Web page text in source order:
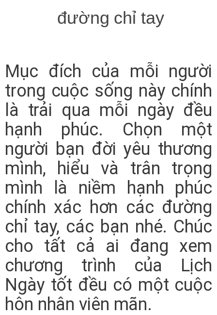
đường chỉ tay
Mục đích của mỗi người
trong cuộc sống này chính
là trải qua mỗi ngày đều
hạnh phúc. Chọn một
người bạn đời yêu thương
mình, hiểu và trân trọng
mình là niềm hạnh phúc
chính xác hơn các đường
chỉ tay, các bạn nhé. Chúc
cho tất cả ai đang xem
chương trình của Lịch
Ngày tốt đều có một cuộc
hôn nhân viên mãn.